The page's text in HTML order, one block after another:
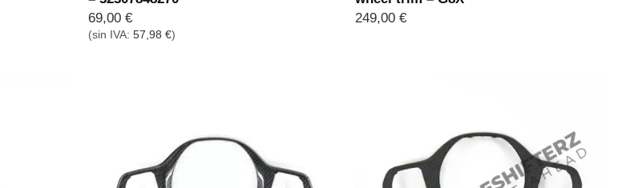
69,00€
(sin IVA:57,98€)
249,00€